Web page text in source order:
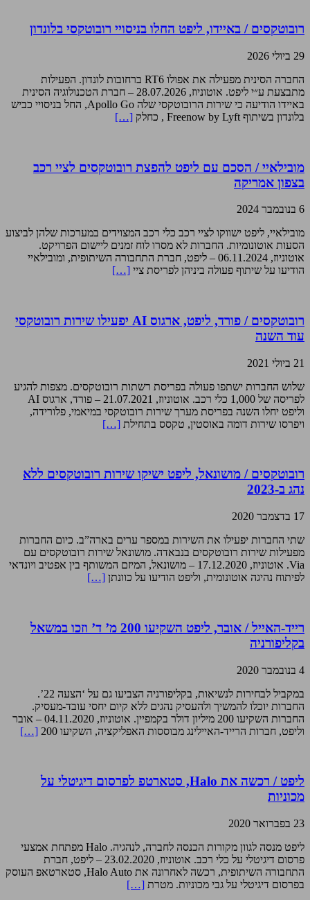
רובוטקסים / באיידו, ליפט החלו בניסויי רובוטקסי בלונדון
29 ביולי 2026
החברה הסינית מפעילה את אפולו RT6 ברחובות לונדון. הפעילות
מתבצעת ע״י ליפט. אוטוניוז, 28.07.2026 – חברת הטכנולוגיה הסינית
באיידו הודיעה כי שירות הרובוטקסי שלה Apollo Go, החל בניסויי כביש
בלונדון בשיתוף Freenow by Lyft , כחלק
[…]
מובילאיי / הסכם עם ליפט להפצת רובוטקסים לציי רכב
בצפון אמריקה
6 בנובמבר 2024
מובילאיי, ליפט ישווקו לציי רכב כלי רכב המצוידים במערכות שלהן לביצוע
הסעות אוטונומיות. החברות לא מסרו לוח זמנים ליישום הפרויקט.
אוטוניוז, 06.11.2024 – ליפט, חברת התחבורה השיתופית, ומובילאיי
הודיעו על שיתוף פעולה ביניהן לפריסת ציי […]
רובוטקסים / פורד, ליפט, ארגוס AI יפעילו שירות רובוטקסי
עוד השנה
21 ביולי 2021
שלוש החברות ישתפו פעולה בפריסת רשתות רובוטקסים. מצפות להגיע
לפריסה של 1,000 כלי רכב. אוטוניוז, 21.07.2021 – פורד, ארגוס AI
וליפט יחלו השנה בפריסת מערך שירות רובוטקסי במיאמי, פלורידה,
ויפרסו שירות דומה באוסטין, טקסס בתחילת […]
רובוטקסים / מושונאל, ליפט ישיקו שירות רובוטקסים ללא
נהג ב-2023
17 בדצמבר 2020
שתי החברות יפעילו את השירות במספר ערים בארה”ב. כיום החברות
מפעילות שירות רובוטקסים בנבאדה. מושונאל שירות רובוטקסים עם
Via. אוטוניוז, 17.12.2020 – מושונאל, המיזם המשותף בין אפטיב ויונדאי
לפיתוח נהיגה אוטונומית, וליפט הודיעו על כוונתן […]
רייד-האייל / אובר, ליפט השקיעו 200 מ’ ד’ וזכו במשאל
בקליפורניה
4 בנובמבר 2020
במקביל לבחירות לנשיאות, בקליפורניה הצביעו גם על ‘הצעה 22’.
החברות יוכלו להמשיך ולהעסיק נהגים ללא קיום יחסי עובד-מעסיק.
החברות השקיעו 200 מיליון דולר בקמפיין. אוטוניוז, 04.11.2020 – אובר
וליפט, חברות הרייד-האיילינג מבוססות האפליקציה, השקיעו 200
[…]
ליפט / רכשה את Halo, סטארטפ לפרסום דיגיטלי על
מכוניות
23 בפברואר 2020
ליפט מנסה לגוון מקורות הכנסה לחברה, לנהגיה. Halo מפתחת אמצעי
פרסום דיגיטלי על כלי רכב. אוטוניוז, 23.02.2020 – ליפט, חברת
התחבורה השיתופית, רכשה לאחרונה את Halo Auto, סטארטאפ העוסק
בפרסום דיגיטלי על גבי מכוניות. מטרת […]